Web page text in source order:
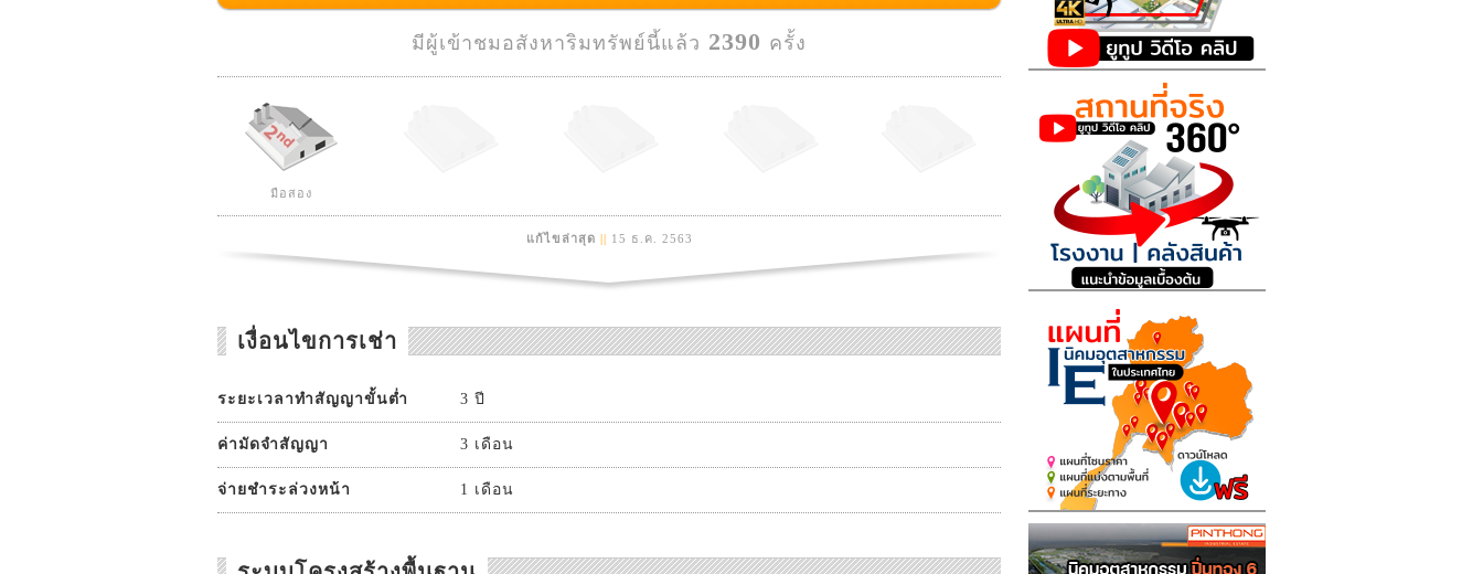
มีผู้เข้าชมอสังหาริมทรัพย์นี้แล้ว 2390 ครั้ง
มือสอง
แก้ไขล่าสุด || 15 ธ.ค. 2563
เงื่อนไขการเช่า
ระยะเวลาทำสัญญาขั้นต่ำ 3 ปี
ค่ามัดจำสัญญา 3 เดือน
จ่ายชำระล่วงหน้า 1 เดือน